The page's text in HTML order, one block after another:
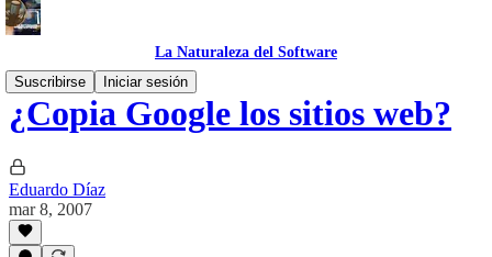
La Naturaleza del Software
Suscribirse
Iniciar sesión
¿Copia Google los sitios web?
Eduardo Díaz
mar 8, 2007